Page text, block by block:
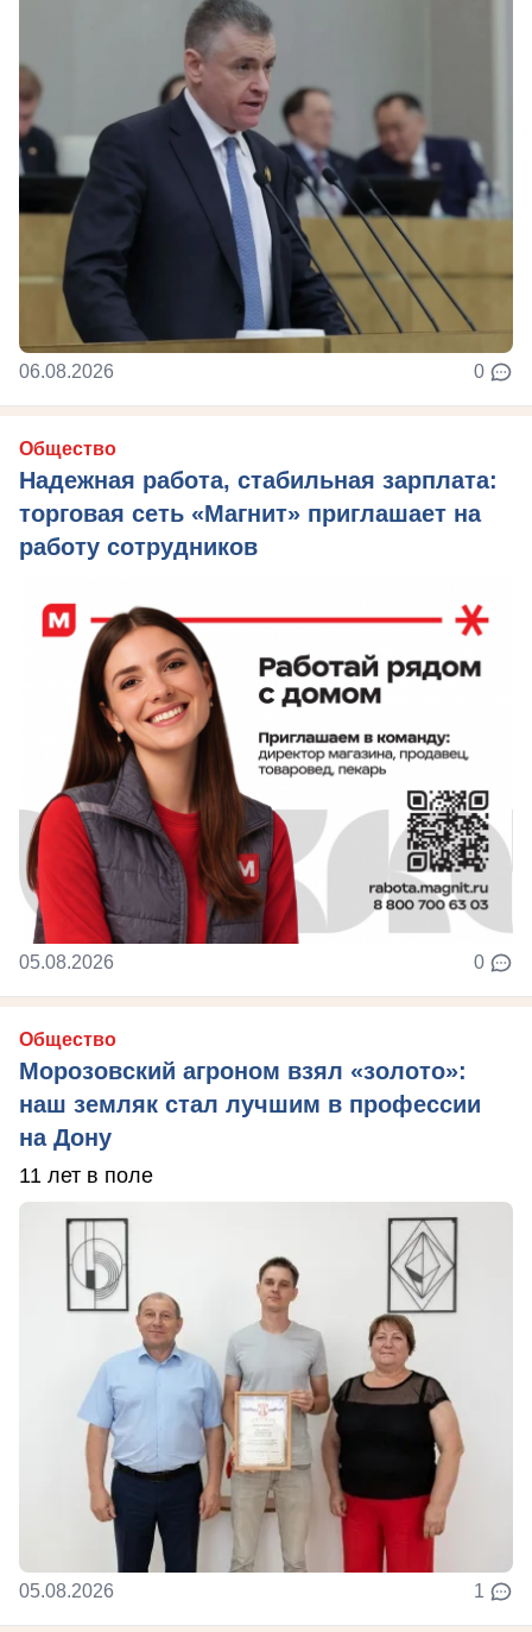
06.08.2026 0
Общество
Надежная работа, стабильная зарплата:
торговая сеть «Магнит» приглашает на
работу сотрудников
05.08.2026 0
Общество
Морозовский агроном взял «золото»:
наш земляк стал лучшим в профессии
на Дону
11 лет в поле
05.08.2026 1